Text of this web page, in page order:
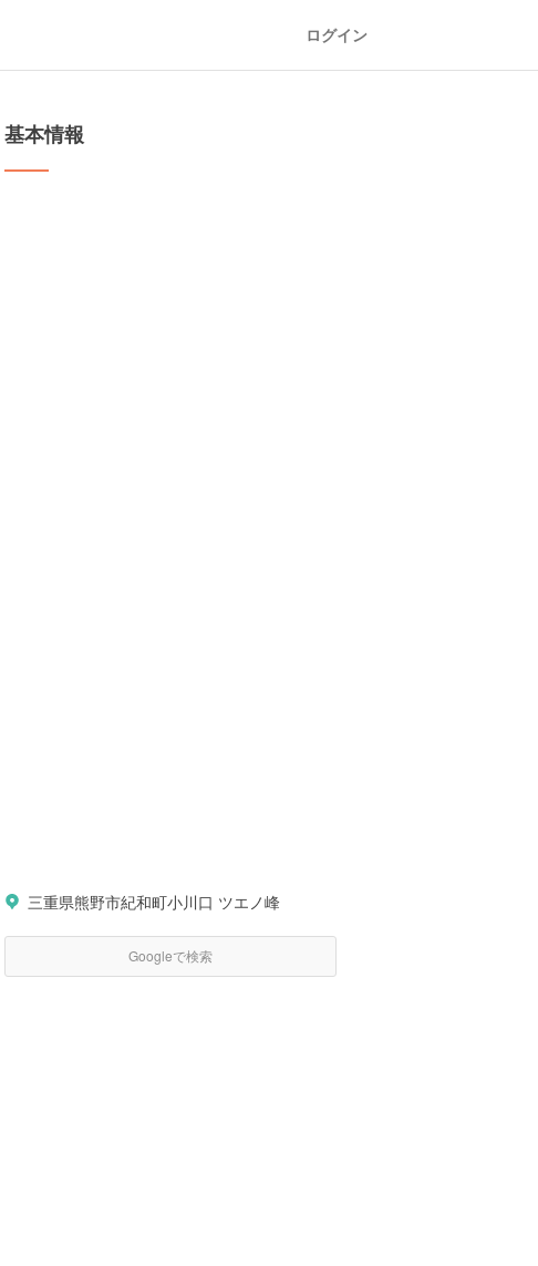
ログイン
基本情報
三重県熊野市紀和町小川口 ツエノ峰
Googleで検索